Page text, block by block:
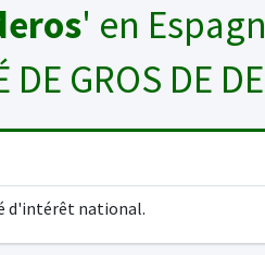
' en
DE GROS DE
d'intérêt national.